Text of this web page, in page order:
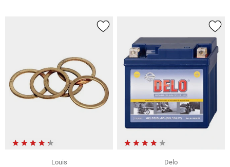
Louis
Delo